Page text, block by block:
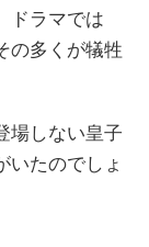
ドラマでは
の多くが犠牲
場しない皇子
いたのでしょ